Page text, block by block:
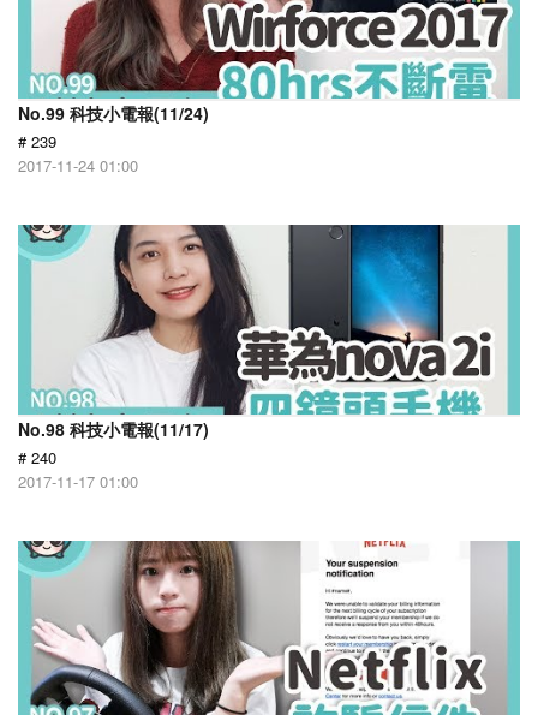
No.99 科技小電報(11/24)
# 239
2017-11-24 01:00
No.98 科技小電報(11/17)
# 240
2017-11-17 01:00